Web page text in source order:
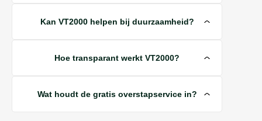
Kan VT2000 helpen bij duurzaamheid?
Hoe transparant werkt VT2000?
Wat houdt de gratis overstapservice in?